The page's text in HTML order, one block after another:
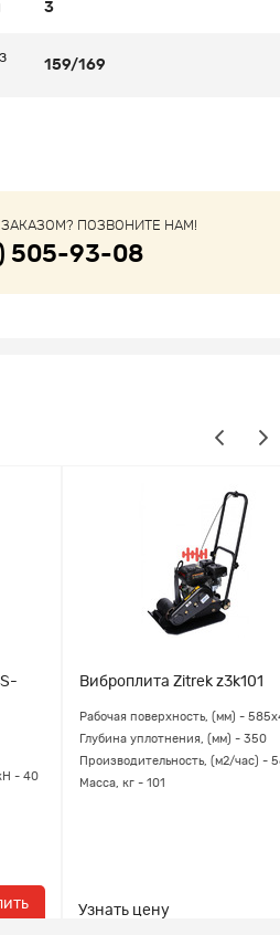
3
159/169
ПОЗВОНИТЕ НАМ!
505-93-08
- 40
Виброплита Zitrek z3k101
Рабочая поверхность, (мм) -
Глубина уплотнения, (мм) - 350
Производительность, (м2/час) -
Масса, кг - 101
Узнать цену